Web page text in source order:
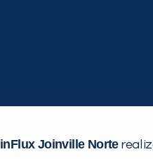
inFlux Joinville Norte